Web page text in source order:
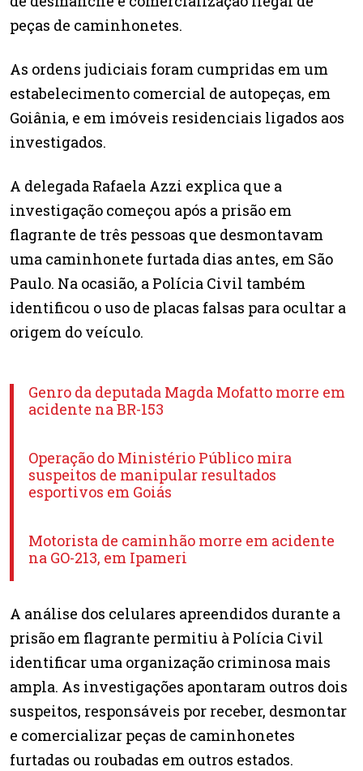
peças de caminhonetes.
As ordens judiciais foram cumpridas em um
estabelecimento comercial de autopeças, em
Goiânia, e em imóveis residenciais ligados aos
investigados.
A delegada Rafaela Azzi explica que a
investigação começou após a prisão em
flagrante de três pessoas que desmontavam
uma caminhonete furtada dias antes, em São
Paulo. Na ocasião, a Polícia Civil também
identificou o uso de placas falsas para ocultar a
origem do veículo.
Genro da deputada Magda Mofatto morre em
acidente na BR-153
Operação do Ministério Público mira
suspeitos de manipular resultados
esportivos em Goiás
Motorista de caminhão morre em acidente
na GO-213, em Ipameri
A análise dos celulares apreendidos durante a
prisão em flagrante permitiu à Polícia Civil
identificar uma organização criminosa mais
ampla. As investigações apontaram outros dois
suspeitos, responsáveis por receber, desmontar
e comercializar peças de caminhonetes
furtadas ou roubadas em outros estados.